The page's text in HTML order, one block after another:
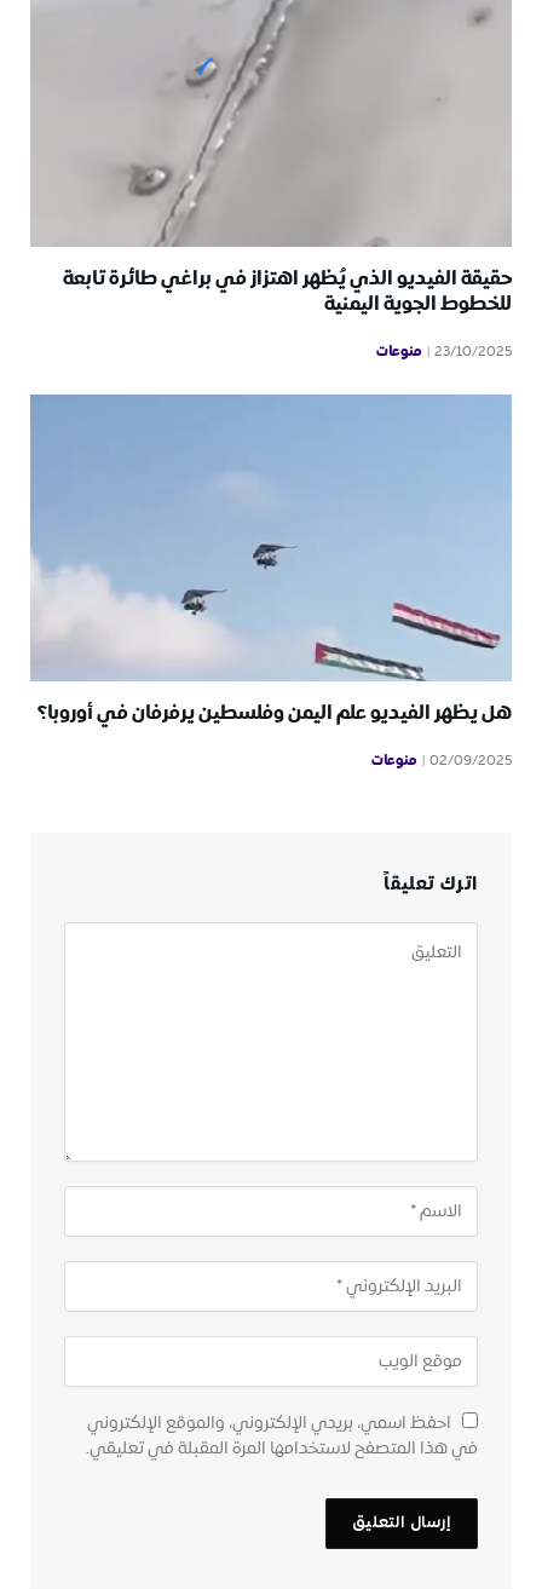
حقيقة الفيديو الذي يُظهر اهتزاز في براغي طائرة تابعة
للخطوط الجوية اليمنية
23/10/2025 منوعات
هل يظهر الفيديو علم اليمن وفلسطين يرفرفان في أوروبا؟
02/09/2025 منوعات
اترك تعليقاً
احفظ اسمي، بريدي الإلكتروني، والموقع الإلكتروني
في هذا المتصفح لاستخدامها المرة المقبلة في تعليقي.